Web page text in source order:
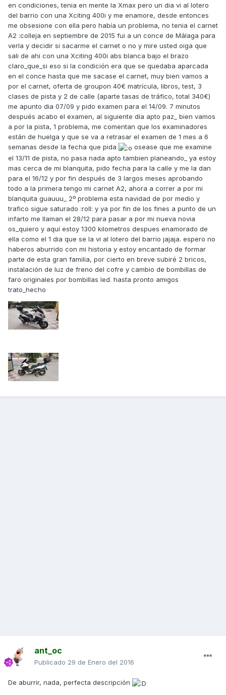
en condiciones, tenia en mente la Xmax pero un dia vi al lotero
del barrio con una Xciting 400i y me enamore, desde entonces
me obsesione con ella pero había un problema, no tenia el carnet
A2 :colleja en septiembre de 2015 fui a un conce de Málaga para
verla y decidir si sacarme el carnet o no y mire usted oiga que
sali de ahi con una Xciting 400i abs blanca bajo el brazo
claro_que_si eso si la condición era que se quedaba aparcada
en el conce hasta que me sacase el carnet, muy bien vamos a
por el carnet, oferta de groupon 40€ matrícula, libros, test, 3
clases de pista y 2 de calle (aparte tasas de tráfico, total 340€)
me apunto dia 07/09 y pido examen para el 14/09. 7 minutos
después acabo el examen, al siguiente día apto paz_ bien vamos
a por la pista, 1 problema, me comentan que los examinadores
están de huelga y que se va a retrasar el examen de 1 mes a 6
semanas desde la fecha que pida
osease que me examine
el 13/11 de pista, no pasa nada apto tambien planeando_ ya estoy
mas cerca de mi blanquita, pido fecha para la calle y me la dan
para el 16/12 y por fin después de 3 largos meses aprobando
todo a la primera tengo mi carnet A2, ahora a correr a por mi
blanquita guauuu_ 2º problema esta navidad de por medio y
trafico sigue saturado :roll: y ya por fin de los fines a punto de un
infarto me llaman el 28/12 para pasar a por mi nueva novia
os_quiero y aquí estoy 1300 kilometros despues enamorado de
ella como el 1 dia que se la vi al lotero del barrio jajaja. espero no
haberos aburrido con mi historia y estoy encantado de formar
parte de esta gran familia, por cierto en breve subiré 2 bricos,
instalación de luz de freno del cofre y cambio de bombillas de
faro originales por bombillas led. hasta pronto amigos
trato_hecho
ant_oc
Publicado 29 de Enero del 2016
De aburrir, nada, perfecta descripción